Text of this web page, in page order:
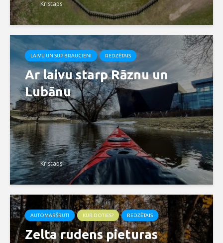
Kristaps
LAIVU UN SUP BRAUCIENI REDZĒTAIS
Ar laivu starp Rāznu un
Lubānu
Kristaps
AUTOMARŠRUTI KUR DOTIES? REDZĒTAIS
Zelta rudens pieturas